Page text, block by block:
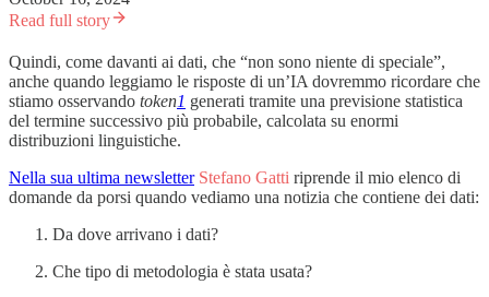
Read full story
Quindi, come davanti ai dati, che “non sono niente di speciale”,
anche quando leggiamo le risposte di un’IA dovremmo ricordare che
stiamo osservando token1 generati tramite una previsione statistica
del termine successivo più probabile, calcolata su enormi
distribuzioni linguistiche.
Nella sua ultima newsletter Stefano Gatti riprende il mio elenco di
domande da porsi quando vediamo una notizia che contiene dei dati:
Da dove arrivano i dati?
Che tipo di metodologia è stata usata?